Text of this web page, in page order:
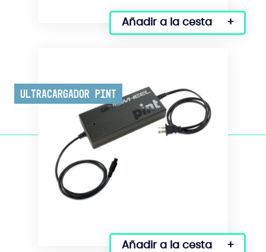
Añadir a la cesta
Ultracargador Pint
Añadir a la cesta